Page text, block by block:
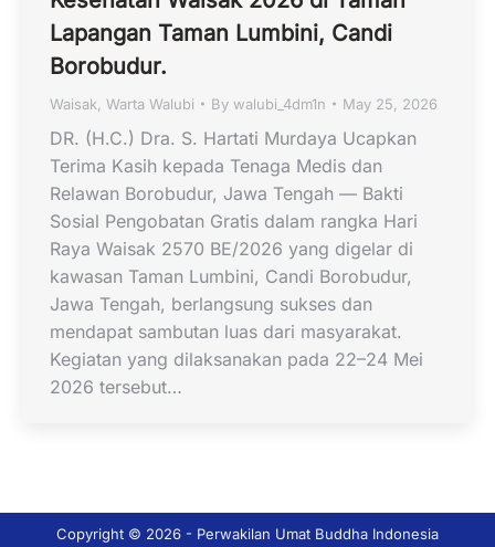
Lapangan Taman Lumbini, Candi
Borobudur.
Waisak, Warta Walubi By walubi_4dm1n May 25, 2026
DR. (H.C.) Dra. S. Hartati Murdaya Ucapkan
Terima Kasih kepada Tenaga Medis dan
Relawan Borobudur, Jawa Tengah — Bakti
Sosial Pengobatan Gratis dalam rangka Hari
Raya Waisak 2570 BE/2026 yang digelar di
kawasan Taman Lumbini, Candi Borobudur,
Jawa Tengah, berlangsung sukses dan
mendapat sambutan luas dari masyarakat.
Kegiatan yang dilaksanakan pada 22–24 Mei
2026 tersebut…
Copyright © 2026 - Perwakilan Umat Buddha Indonesia